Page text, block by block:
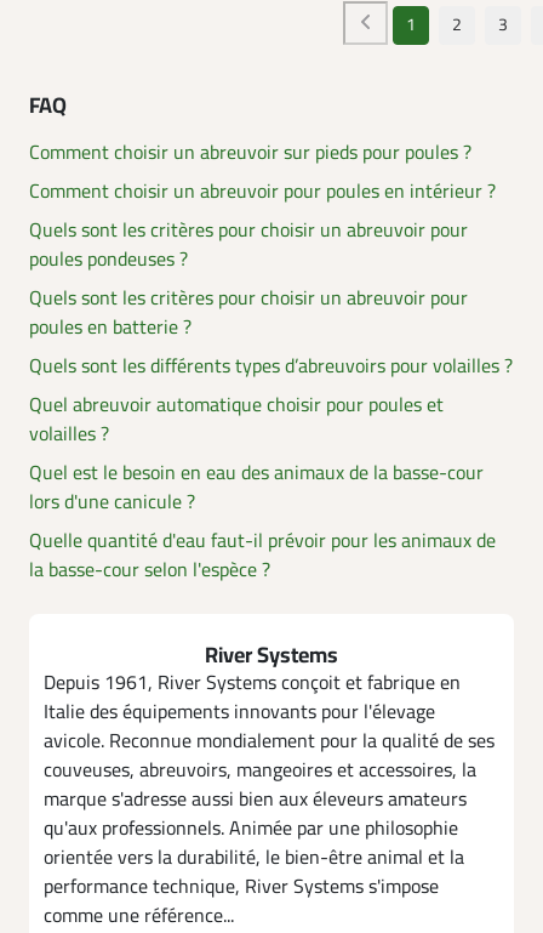
1 2 3
FAQ
Comment choisir un abreuvoir sur pieds pour poules ?
Comment choisir un abreuvoir pour poules en intérieur ?
Quels sont les critères pour choisir un abreuvoir pour
poules pondeuses ?
Quels sont les critères pour choisir un abreuvoir pour
poules en batterie ?
Quels sont les différents types d’abreuvoirs pour volailles ?
Quel abreuvoir automatique choisir pour poules et
volailles ?
Quel est le besoin en eau des animaux de la basse-cour
lors d'une canicule ?
Quelle quantité d'eau faut-il prévoir pour les animaux de
la basse-cour selon l'espèce ?
River Systems
Depuis 1961, River Systems conçoit et fabrique en
Italie des équipements innovants pour l'élevage
avicole. Reconnue mondialement pour la qualité de ses
couveuses, abreuvoirs, mangeoires et accessoires, la
marque s'adresse aussi bien aux éleveurs amateurs
qu'aux professionnels. Animée par une philosophie
orientée vers la durabilité, le bien-être animal et la
performance technique, River Systems s'impose
comme une référence...